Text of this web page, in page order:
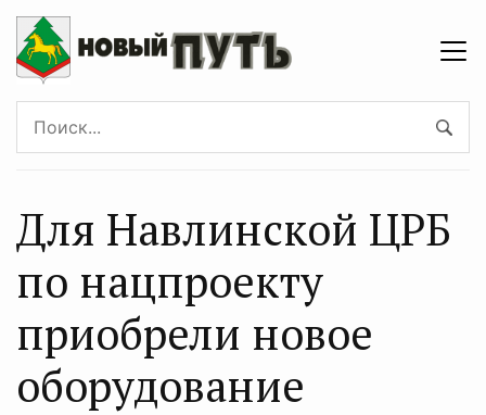
Для Навлинской ЦРБ
по нацпроекту
приобрели новое
оборудование